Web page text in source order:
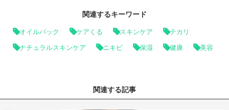
関連するキーワード
オイルパック ケアくる スキンケア テカリ
ナチュラルスキンケア ニキビ 保湿 健康 美容
関連する記事